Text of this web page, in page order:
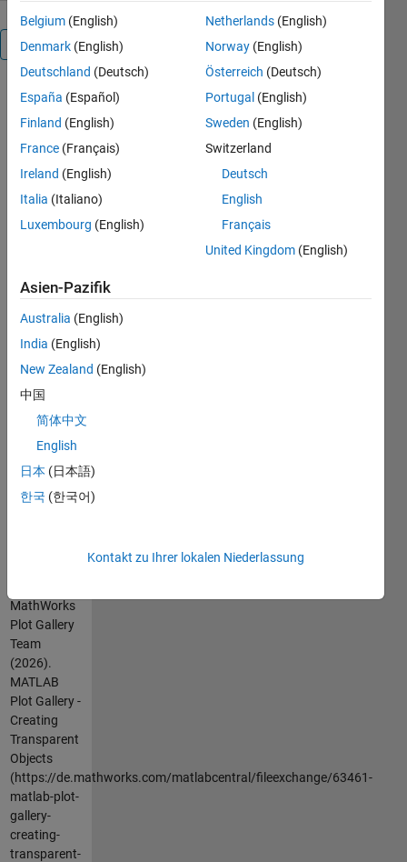
Überblick
This is an
how to
create
transparent
MATLAB®.
Read about
property in
the MATLAB
documentation.
This feature
is available
newer.
For more
examples,
MATLAB
Plot Gallery -
MathWorks
Plot Gallery
Team
(2026).
MATLAB
Plot Gallery -
Creating
Transparent
Objects
(https://de.mathworks.com/matlabcentral/fileexchange/63461-
matlab-plot-
gallery-
creating-
transparent-
Belgium (English)
Denmark (English)
Deutschland (Deutsch)
España (Español)
Finland (English)
France (Français)
Ireland (English)
Italia (Italiano)
Luxembourg (English)
Netherlands (English)
Norway (English)
Österreich (Deutsch)
Portugal (English)
Sweden (English)
Switzerland
Deutsch
English
Français
United Kingdom (English)
Asien-Pazifik
Australia (English)
India (English)
New Zealand (English)
中国
简体中文
English
日本 (日本語)
한국 (한국어)
Kontakt zu Ihrer lokalen Niederlassung